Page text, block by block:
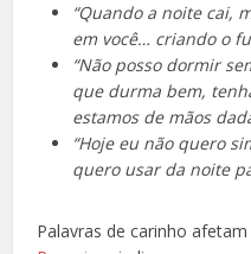
“Quando a noite cai,
em você… criando o
“Não posso dormir
que durma bem,
estamos de mãos
“Hoje eu não quero
quero usar da noite
Palavras de carinho